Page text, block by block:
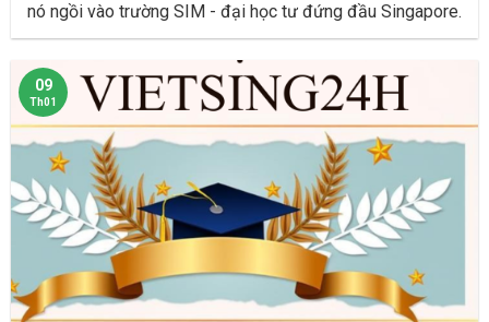
nó ngồi vào trường SIM - đại học tư đứng đầu Singapore.
09
Th01